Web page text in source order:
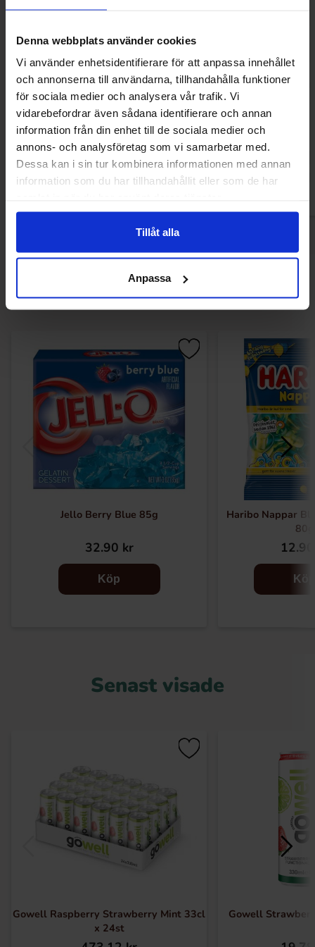
Denna webbplats använder cookies
Vi använder enhetsidentifierare för att anpassa innehållet
och annonserna till användarna, tillhandahålla funktioner
för sociala medier och analysera vår trafik. Vi
vidarebefordrar även sådana identifierare och annan
information från din enhet till de sociala medier och
annons- och analysföretag som vi samarbetar med.
Dessa kan i sin tur kombinera informationen med annan
information som du har tillhandahållit eller som de har
Tillåt alla
Anpassa
NOCCO Focus The Berries 33cl x 24st
449.90 kr
Köp
Celsius Peach
Andra gillade
Jello Berry Blue 85g
32.90 kr
Köp
Haribo Nappar
80g
Köp
Senast visade
Gowell Raspberry Strawberry Mint 33cl
x 24st
Gowell